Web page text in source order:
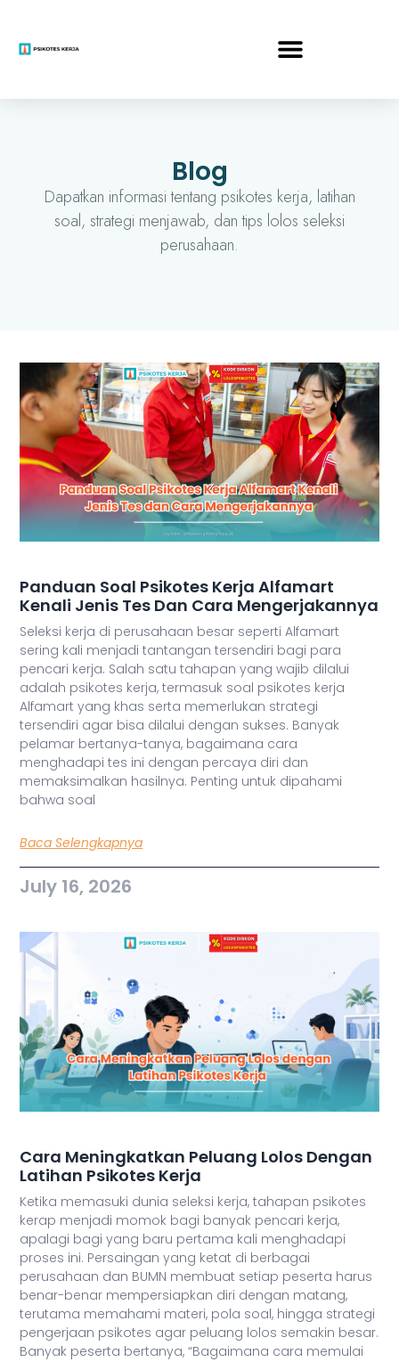
Blog
Dapatkan informasi tentang psikotes kerja, latihan
soal, strategi menjawab, dan tips lolos seleksi
perusahaan.
Panduan Soal Psikotes Kerja Alfamart
Kenali Jenis Tes Dan Cara Mengerjakannya
Seleksi kerja di perusahaan besar seperti Alfamart
sering kali menjadi tantangan tersendiri bagi para
pencari kerja. Salah satu tahapan yang wajib dilalui
adalah psikotes kerja, termasuk soal psikotes kerja
Alfamart yang khas serta memerlukan strategi
tersendiri agar bisa dilalui dengan sukses. Banyak
pelamar bertanya-tanya, bagaimana cara
menghadapi tes ini dengan percaya diri dan
memaksimalkan hasilnya. Penting untuk dipahami
bahwa soal
Baca Selengkapnya
July 16, 2026
Cara Meningkatkan Peluang Lolos Dengan
Latihan Psikotes Kerja
Ketika memasuki dunia seleksi kerja, tahapan psikotes
kerap menjadi momok bagi banyak pencari kerja,
apalagi bagi yang baru pertama kali menghadapi
proses ini. Persaingan yang ketat di berbagai
perusahaan dan BUMN membuat setiap peserta harus
benar-benar mempersiapkan diri dengan matang,
terutama memahami materi, pola soal, hingga strategi
pengerjaan psikotes agar peluang lolos semakin besar.
Banyak peserta bertanya, “Bagaimana cara memulai